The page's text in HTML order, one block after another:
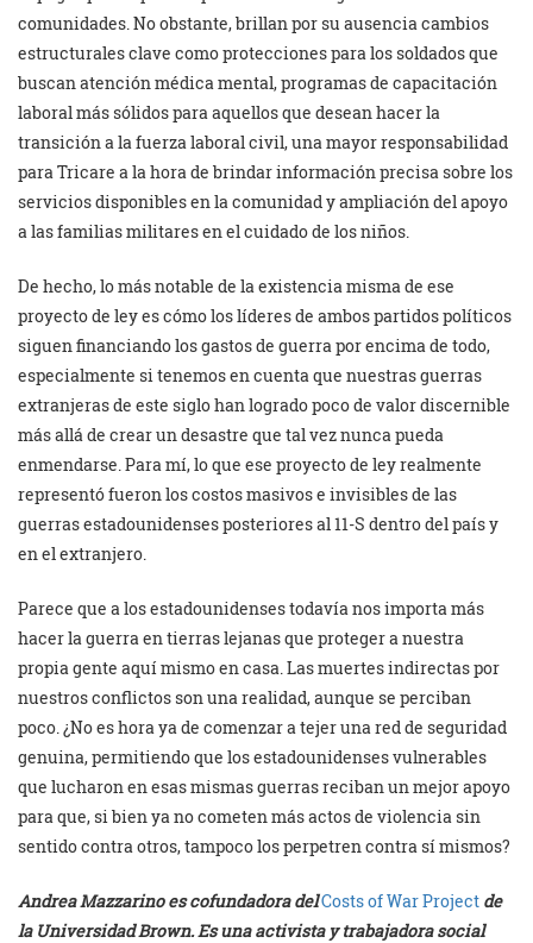
comunidades. No obstante, brillan por su ausencia cambios
estructurales clave como protecciones para los soldados que
buscan atención médica mental, programas de capacitación
laboral más sólidos para aquellos que desean hacer la
transición a la fuerza laboral civil, una mayor responsabilidad
para Tricare a la hora de brindar información precisa sobre los
servicios disponibles en la comunidad y ampliación del apoyo
a las familias militares en el cuidado de los niños.
De hecho, lo más notable de la existencia misma de ese
proyecto de ley es cómo los líderes de ambos partidos políticos
siguen financiando los gastos de guerra por encima de todo,
especialmente si tenemos en cuenta que nuestras guerras
extranjeras de este siglo han logrado poco de valor discernible
más allá de crear un desastre que tal vez nunca pueda
enmendarse. Para mí, lo que ese proyecto de ley realmente
representó fueron los costos masivos e invisibles de las
guerras estadounidenses posteriores al 11-S dentro del país y
en el extranjero.
Parece que a los estadounidenses todavía nos importa más
hacer la guerra en tierras lejanas que proteger a nuestra
propia gente aquí mismo en casa. Las muertes indirectas por
nuestros conflictos son una realidad, aunque se perciban
poco. ¿No es hora ya de comenzar a tejer una red de seguridad
genuina, permitiendo que los estadounidenses vulnerables
que lucharon en esas mismas guerras reciban un mejor apoyo
para que, si bien ya no cometen más actos de violencia sin
sentido contra otros, tampoco los perpetren contra sí mismos?
Andrea Mazzarino es cofundadora delCosts of War Project de
la Universidad Brown. Es una activista y trabajadora social